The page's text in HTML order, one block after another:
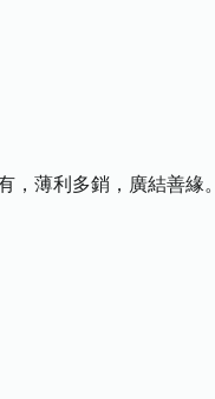
，薄利多銷，廣結善緣。